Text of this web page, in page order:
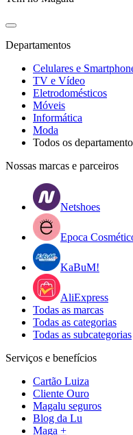
Departamentos
Celulares e
TV e Vídeo
Eletrodomésticos
Móveis
Informática
Moda
Todos os
Nossas marcas e parceiros
Netshoes
Epoca
KaBuM!
AliExpress
Todas as marcas
Todas as categorias
Todas as subcategorias
Serviços e benefícios
Cartão Luiza
Cliente Ouro
Magalu seguros
Blog da Lu
Maga +